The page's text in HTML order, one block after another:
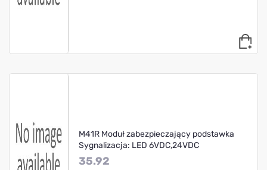
M41R Moduł zabezpieczający podstawka
Sygnalizacja: LED 6VDC,24VDC
35.92